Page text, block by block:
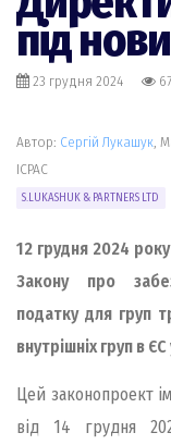
під
23 грудня 2024
Автор: Сергій Лукашук ,
ICPAC
S.LUKASHUK & PARTNERS LTD
12 грудня 2024
Закону про
податку для груп
внутрішніх груп в
Цей законопроект
від 14 грудня